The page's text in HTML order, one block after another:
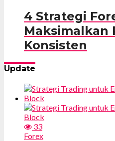
4 Strategi
Maksimalkan
Konsisten
Update
33
Forex